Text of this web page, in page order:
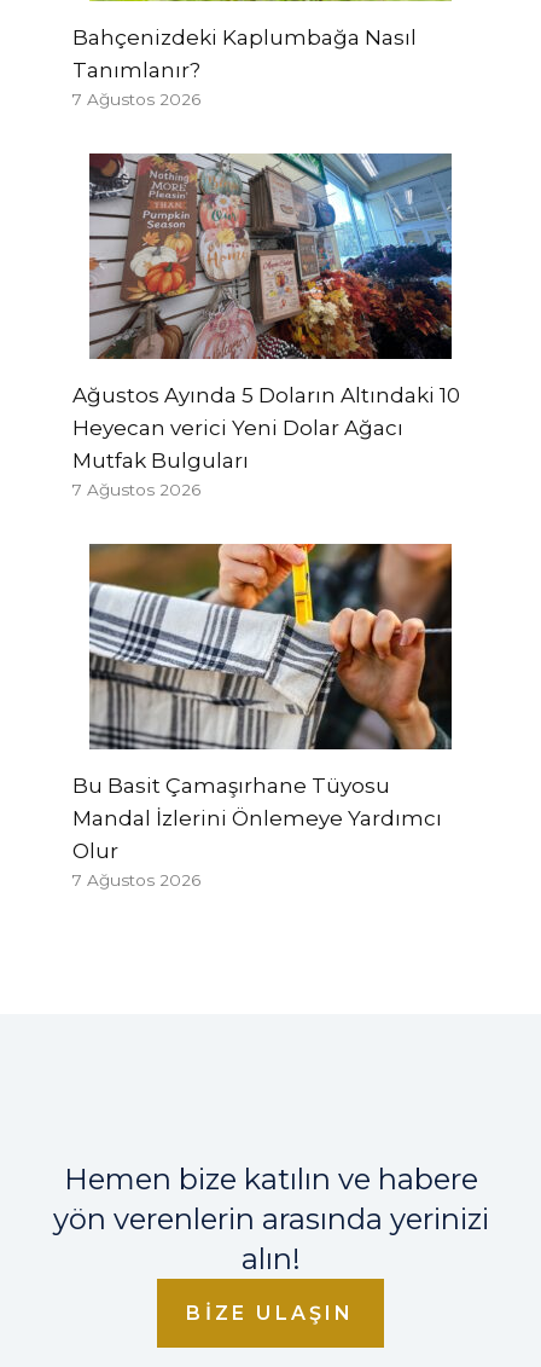
Bahçenizdeki Kaplumbağa Nasıl
Tanımlanır?
7 Ağustos 2026
Ağustos Ayında 5 Doların Altındaki 10
Heyecan verici Yeni Dolar Ağacı
Mutfak Bulguları
7 Ağustos 2026
Bu Basit Çamaşırhane Tüyosu
Mandal İzlerini Önlemeye Yardımcı
Olur
7 Ağustos 2026
Hemen bize katılın ve habere
yön verenlerin arasında yerinizi
alın!
BIZE ULAŞIN